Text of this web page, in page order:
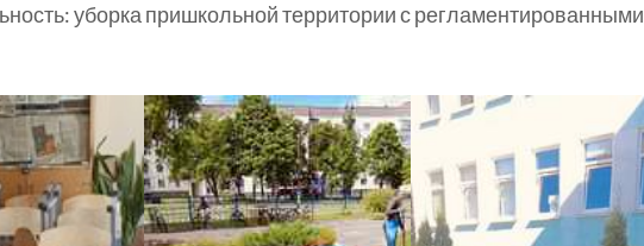
уборка пришкольной территории с регламентированными